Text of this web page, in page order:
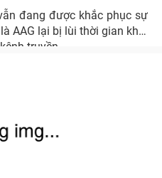
đang được khắc phục sự
AAG lại bị lùi thời gian khôi
truyền.